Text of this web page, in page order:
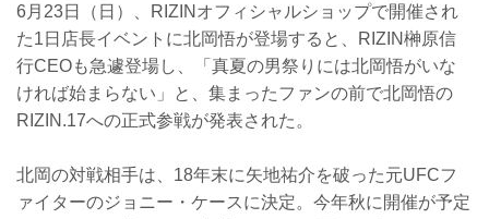
6月23日（日）、RIZINオフィシャルショップで開催され
た1日店長イベントに北岡悟が登場すると、RIZIN榊原信
行CEOも急遽登場し、「真夏の男祭りには北岡悟がいな
ければ始まらない」と、集まったファンの前で北岡悟の
RIZIN.17への正式参戦が発表された。
北岡の対戦相手は、18年末に矢地祐介を破った元UFCフ
ァイターのジョニー・ケースに決定。今年秋に開催が予定